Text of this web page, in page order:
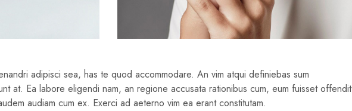
adipisci sea, has te quod accommodare. An vim atqui definiebas sum
at. Ea labore eligendi nam, an regione accusata rationibus cum, eum fuisset offendit
audiam cum ex. Exerci ad aeterno vim ea erant constitutam.